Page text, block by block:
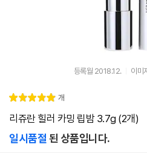
등록월 2018.12. 이미
별
5.
리
개
리쥬란 힐러 카밍 립밤 3.7g (2개)
일시품절 된 상품입니다.